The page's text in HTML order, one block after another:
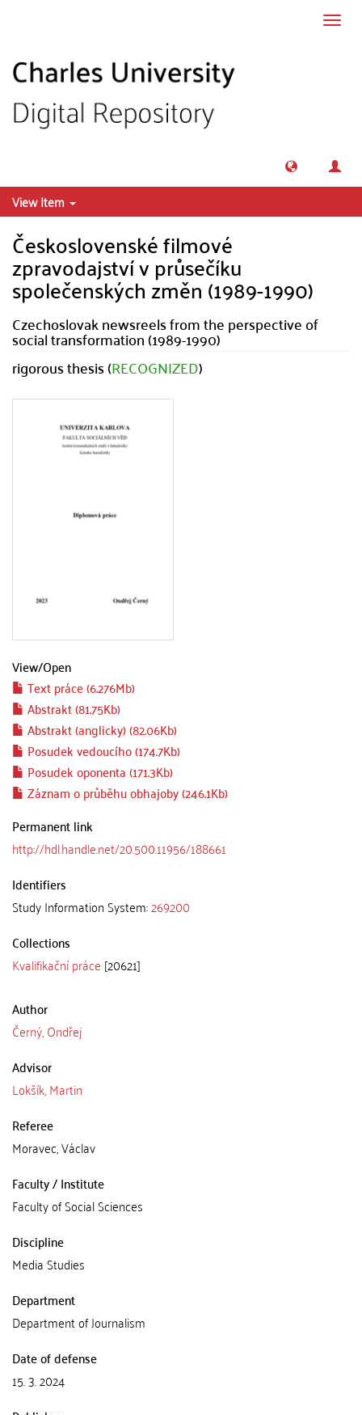
View Item
Československé filmové
zpravodajství v průsečíku
společenských změn (1989-1990)
Czechoslovak newsreels from the perspective of
social transformation (1989-1990)
rigorous thesis (RECOGNIZED)
View/Open
Text práce (6.276Mb)
Abstrakt (81.75Kb)
Abstrakt (anglicky) (82.06Kb)
Posudek vedoucího (174.7Kb)
Posudek oponenta (171.3Kb)
Záznam o průběhu obhajoby (246.1Kb)
Permanent link
http://hdl.handle.net/20.500.11956/188661
Identifiers
Study Information System:269200
Collections
Kvalifikační práce [20621]
Author
Černý, Ondřej
Advisor
Lokšík, Martin
Referee
Moravec, Václav
Faculty / Institute
Faculty of Social Sciences
Discipline
Media Studies
Department
Department of Journalism
Date of defense
15. 3. 2024